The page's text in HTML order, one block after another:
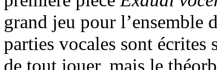
grand jeu pour l’ensemble
parties vocales sont
de tout jouer, mais le